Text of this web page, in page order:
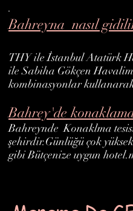
.
Bahreyna nasıl
THY ile İstanbul Atatürk
ile Sabiha Gökçen
kombinasyonlar
Bahrey'de
Bahreynde Konaklma
şehirdir.Günlüğü çok
gibi Bütçenize uygun